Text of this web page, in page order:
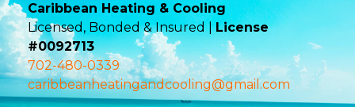
Caribbean Heating & Cooling
Licensed, Bonded & Insured |License
#0092713
702-480-0339
caribbeanheatingandcooling@gmail.com